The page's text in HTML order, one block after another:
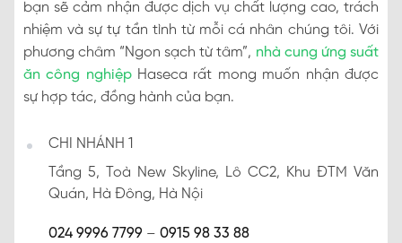
bạn sẽ cảm nhận được dịch vụ chất lượng cao, trách
nhiệm và sự tự tần tình từ mỗi cá nhân chúng tôi. Với
phương châm “Ngon sạch từ tâm”, nhà cung ứng suất
ăn công nghiệpHaseca rất mong muốn nhận được
sự hợp tác, đồng hành của bạn.
CHI NHÁNH 1
Tầng 5, Toà New Skyline, Lô CC2, Khu ĐTM Văn
Quán, Hà Đông, Hà Nội
024 9996 7799 – 0915 98 33 88